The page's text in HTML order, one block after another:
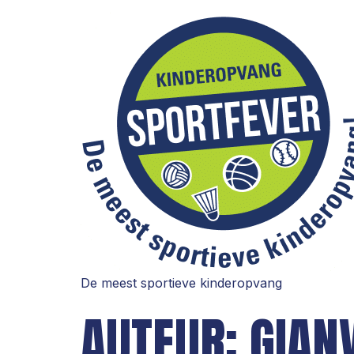
De meest sportieve kinderopvang